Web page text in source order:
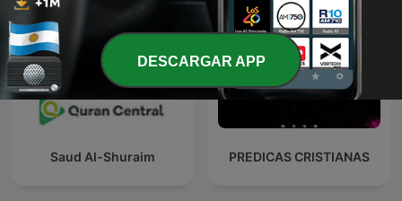
Saud Al-Shuraim PREDICAS CRISTIANAS
DESCARGAR APP